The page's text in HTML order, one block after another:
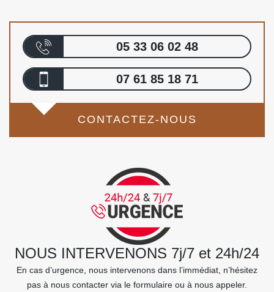
05 33 06 02 48
07 61 85 18 71
CONTACTEZ-NOUS
NOUS INTERVENONS 7j/7 et 24h/24
En cas d’urgence, nous intervenons dans l’immédiat, n’hésitez
pas à nous contacter via le formulaire ou à nous appeler.